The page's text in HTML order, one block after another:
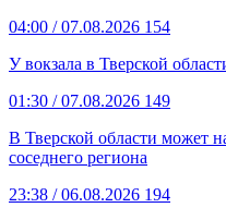
04:00 / 07.08.2026 154
У вокзала в Тверской
01:30 / 07.08.2026 149
В Тверской области может
соседнего региона
23:38 / 06.08.2026 194